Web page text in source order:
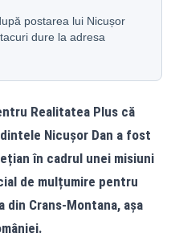
postarea lui Nicușor
dure la adresa
Realitatea Plus că
Nicușor Dan a fost
în cadrul unei misiuni
de mulțumire pentru
Crans-Montana, așa